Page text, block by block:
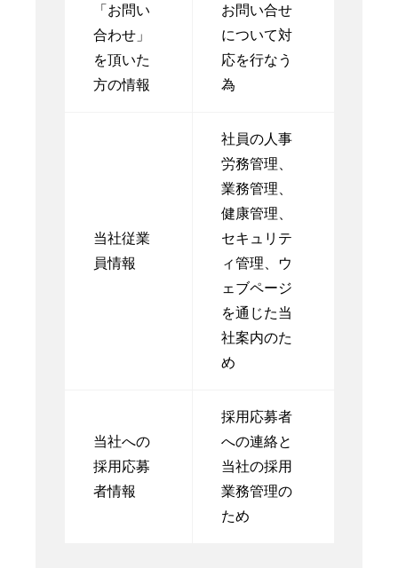
「お問い
合わせ」
を頂いた
方の情報
お問い合せ
について対
応を行なう
為
当社従業
員情報
社員の人事
労務管理、
業務管理、
健康管理、
セキュリテ
ィ管理、ウ
ェブページ
を通じた当
社案内のた
め
当社への
採用応募
者情報
採用応募者
への連絡と
当社の採用
業務管理の
ため